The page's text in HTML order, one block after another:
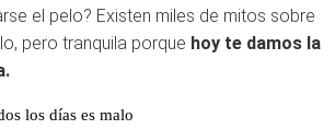
el pelo? Existen miles de mitos sobre
pero tranquila porque hoy te damos la
los días es malo